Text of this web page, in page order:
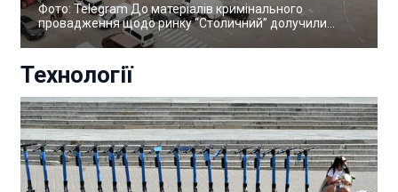
Фото: Telegram До матеріалів кримінального
провадження щодо ринку “Столичний” долучили…
Технології